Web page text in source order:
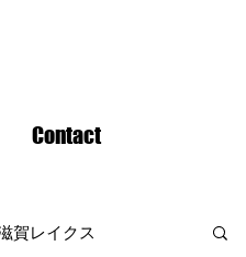
Contact
賀レイクス